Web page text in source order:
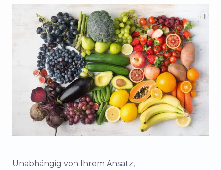
Unabhängig von Ihrem Ansatz,